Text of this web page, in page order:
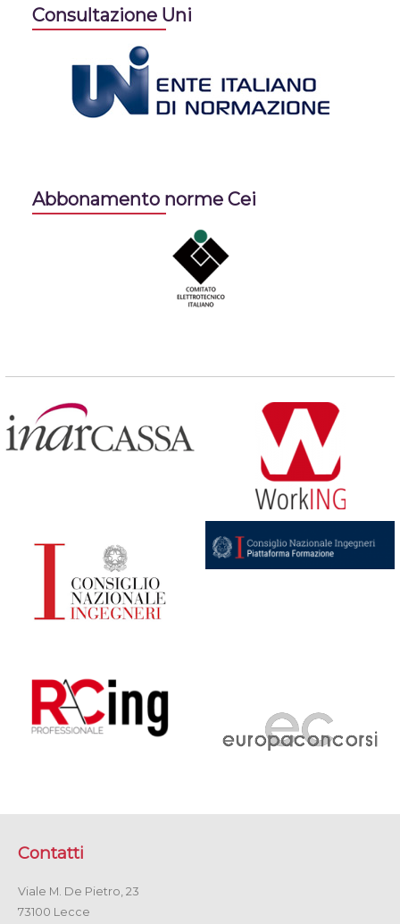
Consultazione Uni
Abbonamento norme Cei
Contatti
Viale M. De Pietro, 23
73100 Lecce